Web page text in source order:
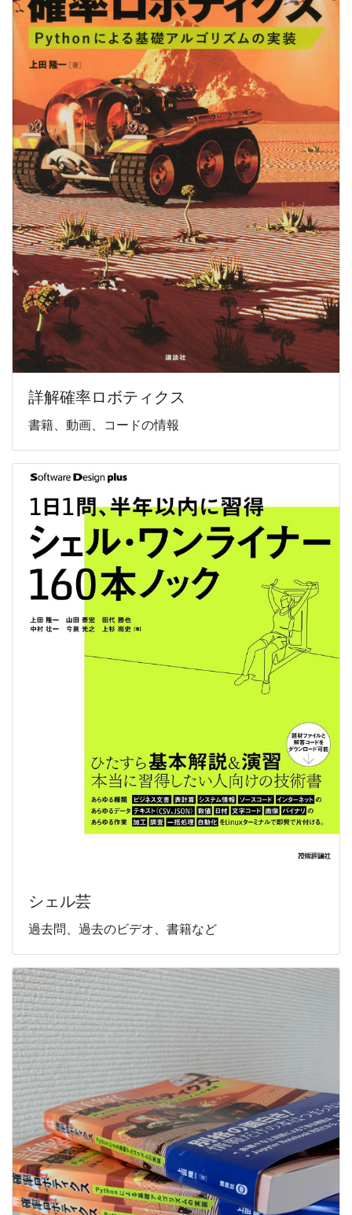
詳解確率ロボティクス
書籍、動画、コードの情報
シェル芸
過去問、過去のビデオ、書籍など